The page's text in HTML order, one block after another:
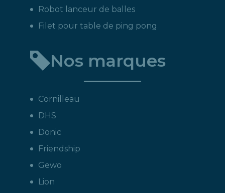
Robot lanceur de balles
Filet pour table de ping pong
Nos marques
Cornilleau
DHS
Donic
Friendship
Gewo
Lion